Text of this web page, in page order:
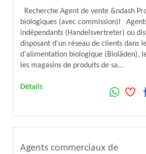
Recherche Agent de vente &ndash
biologiques (avec commission)I
indépendants (Handelsvertreter) ou
disposant d'un réseau de clients dans
d'alimentation biologique (Bioläden),
les magasins de produits de sa...
Détails
Agents commerciaux de